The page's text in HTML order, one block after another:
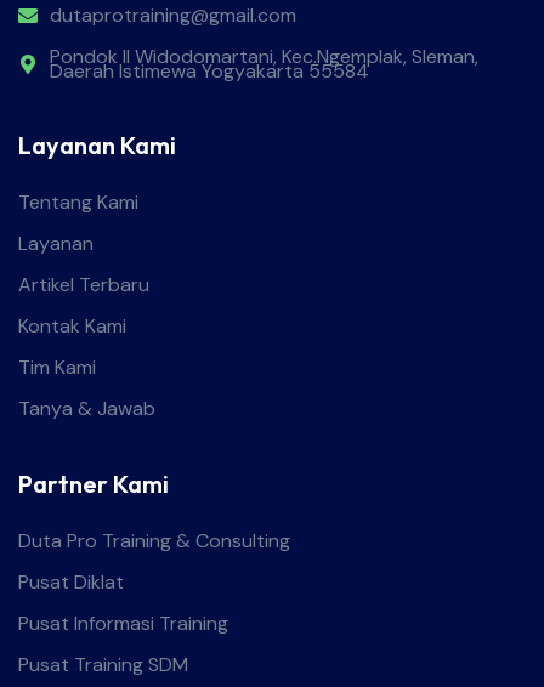
dutaprotraining@gmail.com
Pondok II Widodomartani, Kec.Ngemplak, Sleman,
Daerah Istimewa Yogyakarta 55584
Layanan Kami
Tentang Kami
Layanan
Artikel Terbaru
Kontak Kami
Tim Kami
Tanya & Jawab
Partner Kami
Duta Pro Training & Consulting
Pusat Diklat
Pusat Informasi Training
Pusat Training SDM